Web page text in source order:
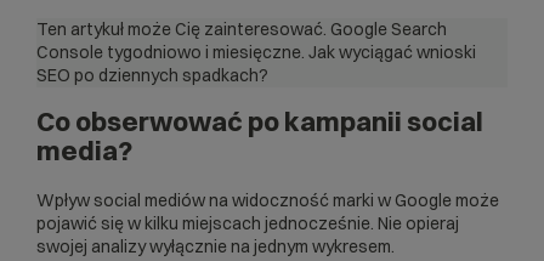
Ten artykuł może Cię zainteresować. Google Search
Console tygodniowo i miesięczne. Jak wyciągać wnioski
SEO po dziennych spadkach?
Co obserwować po kampanii social
media?
Wpływ social mediów na widoczność marki w Google może
pojawić się w kilku miejscach jednocześnie. Nie opieraj
swojej analizy wyłącznie na jednym wykresem.